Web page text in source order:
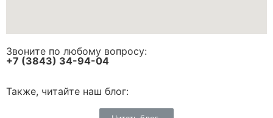
Звоните по любому вопросу:
+7 (3843) 34-94-04
Также, читайте наш блог: